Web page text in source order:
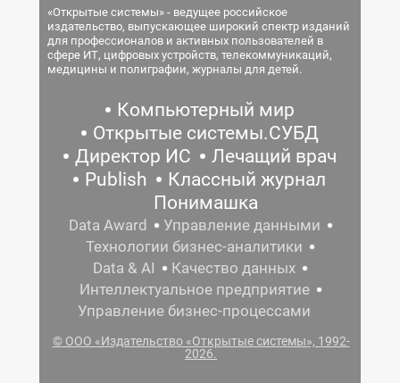
«Открытые системы» - ведущее российское
издательство, выпускающее широкий спектр изданий
для профессионалов и активных пользователей в
сфере ИТ, цифровых устройств, телекоммуникаций,
медицины и полиграфии, журналы для детей.
Компьютерный мир
Открытые системы.СУБД
Директор ИС
Лечащий врач
Publish
Классный журнал
Понимашка
Data Award
Управление данными
Технологии бизнес-аналитики
Data & AI
Качество данных
Интеллектуальное предприятие
Управление бизнес-процессами
© ООО «Издательство «Открытые системы», 1992-
2026.